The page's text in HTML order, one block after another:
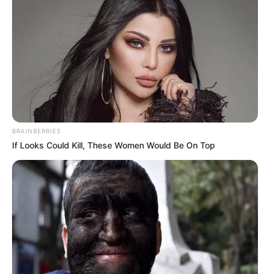
ΔΗΜΟΦΙΛΗ ΑΡΘΡΑ
BRAINBERRIES
If Looks Could Kill, These Women Would Be On Top